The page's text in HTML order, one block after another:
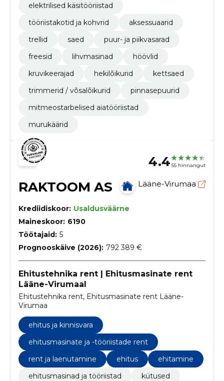
elektrilised käsitööriistad
tööriistakotid ja kohvrid
aksessuaarid
trellid
saed
puur- ja piikvasarad
freesid
lihvmasinad
höövlid
kruvikeerajad
hekilõikurid
kettsaed
trimmerid / võsalõikurid
pinnasepuurid
mitmeostarbelised aiatööriistad
murukäärid
4.4 55 hinnangut
RAKTOOM AS Lääne-Virumaa
Krediidiskoor: Usaldusväärne
Maineskoor: 6190
Töötajaid: 5
Prognooskäive (2026): 792 389 €
Ehitustehnika rent | Ehitusmasinate rent
Lääne-Virumaal
Ehitustehnika rent, Ehitusmasinate rent Lääne-
Virumaa
ehitus ja kinnisvara
ehitusmasinate ja -tööriistade rent
rent ja laenutamine
ehitus
ehitamine
ehitusmasinad ja tööriistad
kütused